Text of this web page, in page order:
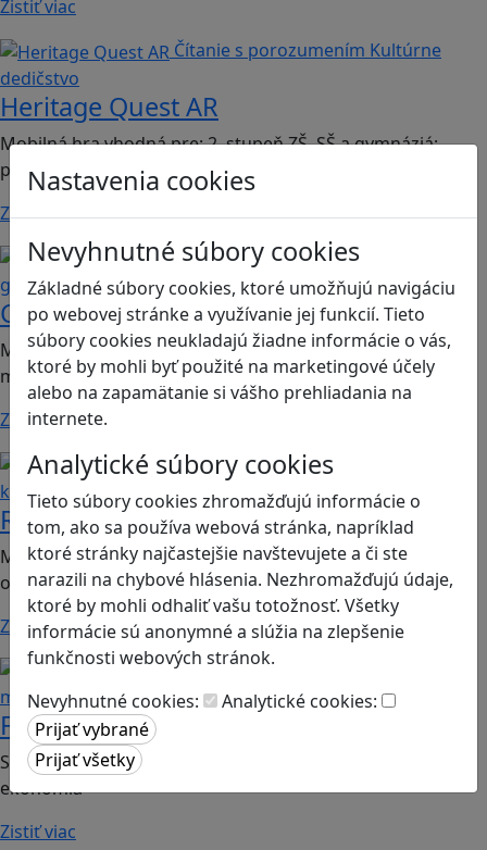
Nastavenia cookies
Nevyhnutné súbory cookies
Základné súbory cookies, ktoré umožňujú navigáciu
po webovej stránke a využívanie jej funkcií. Tieto
súbory cookies neukladajú žiadne informácie o vás,
ktoré by mohli byť použité na marketingové účely
alebo na zapamätanie si vášho prehliadania na
internete.
Analytické súbory cookies
Tieto súbory cookies zhromažďujú informácie o
tom, ako sa používa webová stránka, napríklad
ktoré stránky najčastejšie navštevujete a či ste
narazili na chybové hlásenia. Nezhromažďujú údaje,
ktoré by mohli odhaliť vašu totožnosť. Všetky
informácie sú anonymné a slúžia na zlepšenie
funkčnosti webových stránok.
Nevyhnutné cookies:
Analytické cookies:
Zistiť viac
Čítanie s porozumením Kultúrne
dedičstvo
Heritage Quest AR
Mobilná hra vhodná pre: 2. stupeň ZŠ, SŠ a gymnáziá;
predmet dejepis.
Zistiť viac
Kritické myslenie
gramotnosť
Chicken Intelligence Agency
Mobilná hra vhodná pre 2. stupeň ZŠ a SŠ; predmety:
mediálna výchova, informatika
Zistiť viac
Ľudské práva a toleranciaSociálne zručnosti a
kooperácia
Romoji
Mobilná hra vhodná pre 2. ročník ZŠ a SŠ; predmety:
občianska náuka, etická výchova.
Zistiť viac
Finančná gramotnosť
myslenie
Finančné príšery
Spoločenská hra vhodná pre 2. stupeň ZŠ a SŠ; predmet:
ekonómia
Zistiť viac